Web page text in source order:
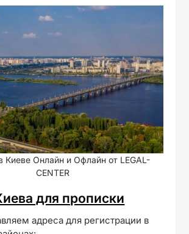
Киеве Онлайн и Офлайн от LEGAL-
CENTER
для прописки
адреса для регистрации в